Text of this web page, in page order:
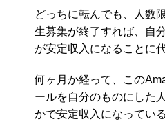
どっちに転んでも、人数
生募集が終了すれば、自
が安定収入になることに
何ヶ月か経って、この
ールを自分のものにした
かで安定収入になってい